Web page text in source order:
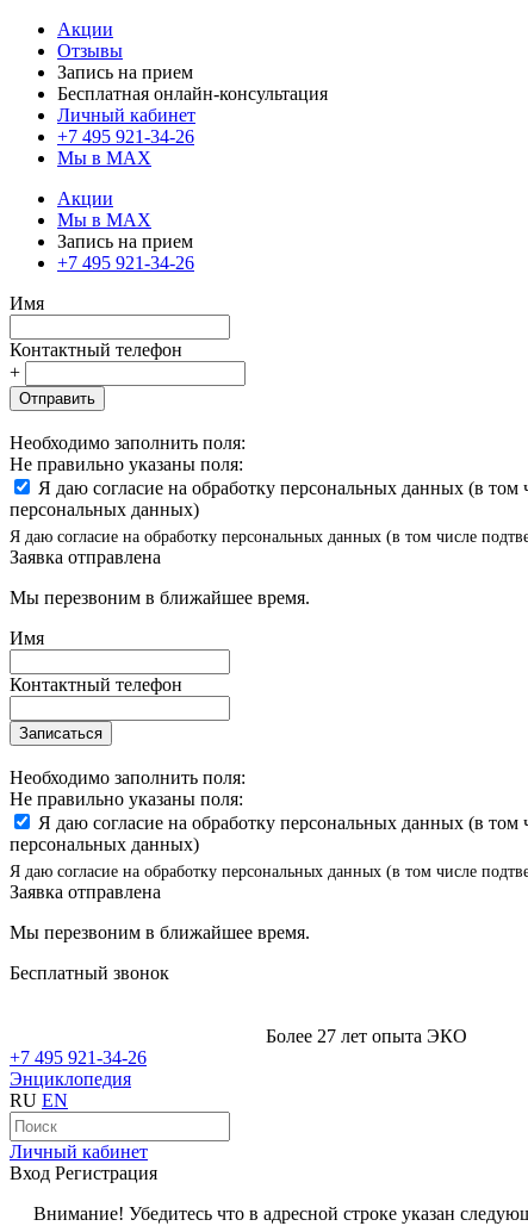
Акции
Отзывы
Запись на прием
Бесплатная онлайн-консультация
Личный кабинет
+7 495 921-34-26
Мы в MAX
Акции
Мы в MAX
Запись на прием
+7 495 921-34-26
Имя
Контактный телефон
+
Отправить
Необходимо заполнить поля:
Не правильно указаны поля:
Я даю согласие на обработку персональных данных (в
персональных данных)
Я даю согласие на обработку персональных данных (в том числе
Заявка отправлена
Мы перезвоним в ближайшее время.
Имя
Контактный телефон
Записаться
Необходимо заполнить поля:
Не правильно указаны поля:
Я даю согласие на обработку персональных данных (в
персональных данных)
Я даю согласие на обработку персональных данных (в том числе
Заявка отправлена
Мы перезвоним в ближайшее время.
Бесплатный звонок
Более 27 лет опыта ЭКО
+7 495 921-34-26
Энциклопедия
RU EN
Личный кабинет
Вход Регистрация
Внимание! Убедитесь что в адресной строке указан